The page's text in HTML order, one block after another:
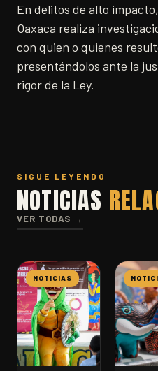
En delitos de alto
Oaxaca realiza
con quien o quienes
presentándolos ante la
rigor de la Ley.
SIGUE LEYENDO
NOTICIAS
VER TODAS →
NOTICIAS